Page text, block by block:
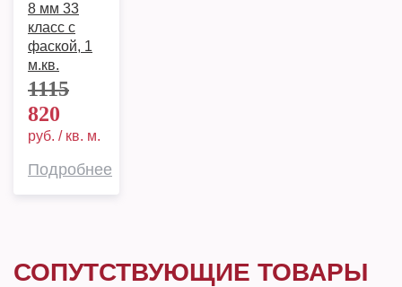
8 мм 33
класс c
фаской, 1
м.кв.
1115
820
руб. / кв. м.
Подробнее
СОПУТСТВУЮЩИЕ ТОВАРЫ